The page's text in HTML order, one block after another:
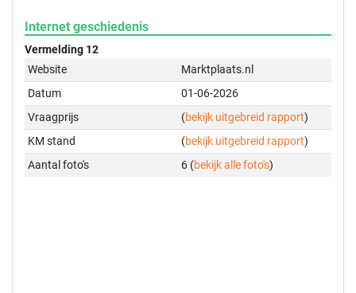
Internet geschiedenis
Vermelding 12
Website
Marktplaats.nl
Datum
01-06-2026
Vraagprijs
(bekijk uitgebreid rapport)
KM stand
(bekijk uitgebreid rapport)
Aantal foto's
6 (bekijk alle foto's)